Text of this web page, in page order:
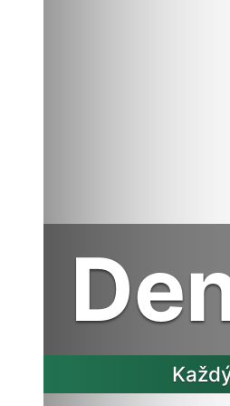
Komfortní